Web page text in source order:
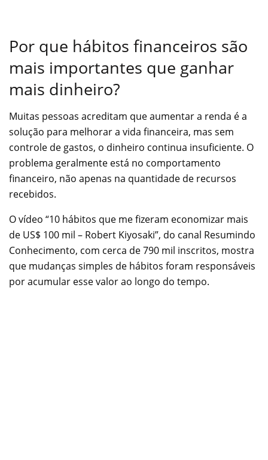
Por que hábitos financeiros são
mais importantes que ganhar
mais dinheiro?
Muitas pessoas acreditam que aumentar a renda é a
solução para melhorar a vida financeira, mas sem
controle de gastos, o dinheiro continua insuficiente. O
problema geralmente está no comportamento
financeiro, não apenas na quantidade de recursos
recebidos.
O vídeo “10 hábitos que me fizeram economizar mais
de US$ 100 mil – Robert Kiyosaki”, do canal Resumindo
Conhecimento, com cerca de 790 mil inscritos, mostra
que mudanças simples de hábitos foram responsáveis
por acumular esse valor ao longo do tempo.